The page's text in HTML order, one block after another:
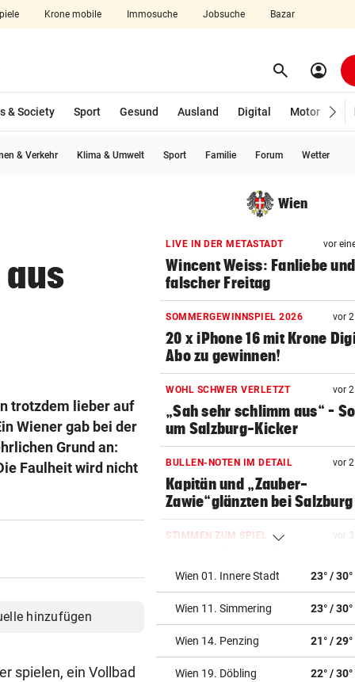
Krone mobile Immosuche Jobsuche Bazar
aufklappen search Suchen
account_circle
& Society Sport Gesund Ausland Digital Motor
& Verkehr Klima & Umwelt Sport Familie Forum Wetter
trotzdem lieber auf
Wiener gab bei der
Grund an:
Faulheit wird nicht
hinzufügen
spielen, ein Vollbad
Wien
LIVE IN DER METASTADT vor
Wincent Weiss: Fanliebe
falscher Freitag
SOMMERGEWINNSPIEL 2026 vor
20 x iPhone 16 mit Krone
Abo zu gewinnen!
WOHL SCHWER VERLETZT vor
„Sah sehr schlimm aus“ –
um Salzburg-Kicker
BULLEN-NOTEN IM DETAIL vor
Kapitän und „Zauber-
Zawie“glänzten bei Salzburg
STIMMEN ZUM SPIEL vor
uns besser!“
KUNDENDATEN BETROFFEN vor 3
Cyberangriff auf Wiener
Schmuckhändler Frey Wille
Wien 01. Innere Stadt 23° / 30°
Wien 11. Simmering 23° / 30°
Wien 14. Penzing 21° / 29°
Wien 19. Döbling 22° / 30°